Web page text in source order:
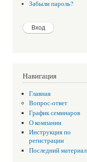
Забыли пароль?
Навигация
Главная
Вопрос-ответ
График семинаров
О компании
Инструкция по
регистрации
Последний материал